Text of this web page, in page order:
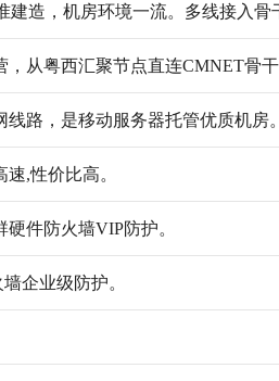
造，机房环境一流。多线接入骨
从粤西汇聚节点直连CMNET骨干
路，是移动服务器托管优质机房。
,性价比高。
件防火墙VIP防护。
企业级防护。